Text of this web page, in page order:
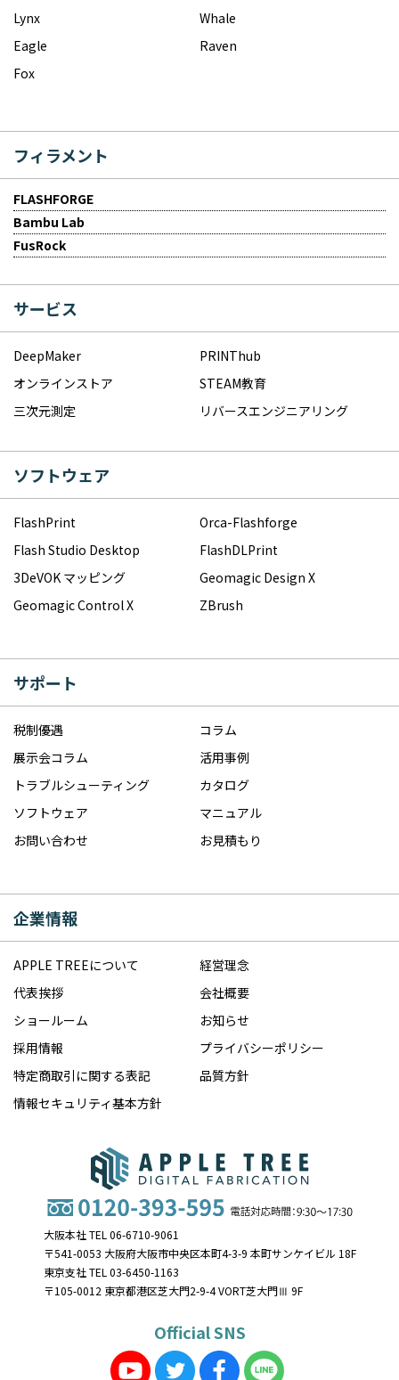
Lynx
Whale
Eagle
Raven
Fox
フィラメント
FLASHFORGE
Bambu Lab
FusRock
サービス
DeepMaker
PRINThub
オンラインストア
STEAM教育
三次元測定
リバースエンジニアリング
ソフトウェア
FlashPrint
Orca-Flashforge
Flash Studio Desktop
FlashDLPrint
3DeVOK マッピング
Geomagic Design X
Geomagic Control X
ZBrush
サポート
税制優遇
コラム
展示会コラム
活用事例
トラブルシューティング
カタログ
ソフトウェア
マニュアル
お問い合わせ
お見積もり
企業情報
APPLE TREEについて
経営理念
代表挨拶
会社概要
ショールーム
お知らせ
採用情報
プライバシーポリシー
特定商取引に関する表記
品質方針
情報セキュリティ基本方針
大阪本社 TEL 06-6710-9061
〒541-0053 大阪府大阪市中央区本町4-3-9 本町サンケイビル 18F
東京支社 TEL 03-6450-1163
〒105-0012 東京都港区芝大門2-9-4 VORT芝大門Ⅲ 9F
Official SNS